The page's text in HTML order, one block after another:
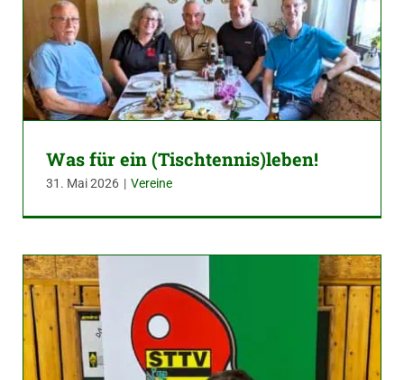
Was für ein (Tischtennis)leben!
31. Mai 2026 | Vereine